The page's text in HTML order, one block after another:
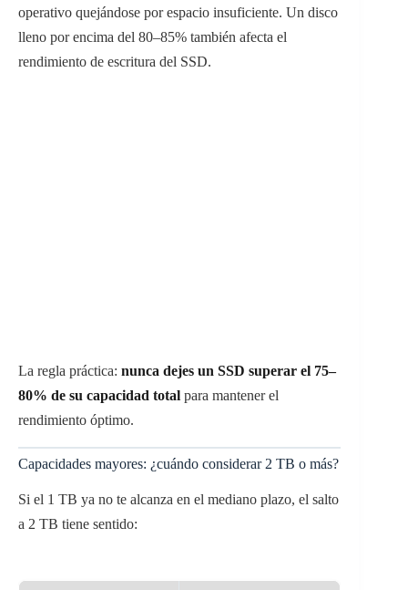
operativo quejándose por espacio insuficiente. Un disco
lleno por encima del 80–85% también afecta el
rendimiento de escritura del SSD.
La regla práctica: nunca dejes un SSD superar el 75–
80% de su capacidad total para mantener el
rendimiento óptimo.
Capacidades mayores: ¿cuándo considerar 2 TB o más?
Si el 1 TB ya no te alcanza en el mediano plazo, el salto
a 2 TB tiene sentido: